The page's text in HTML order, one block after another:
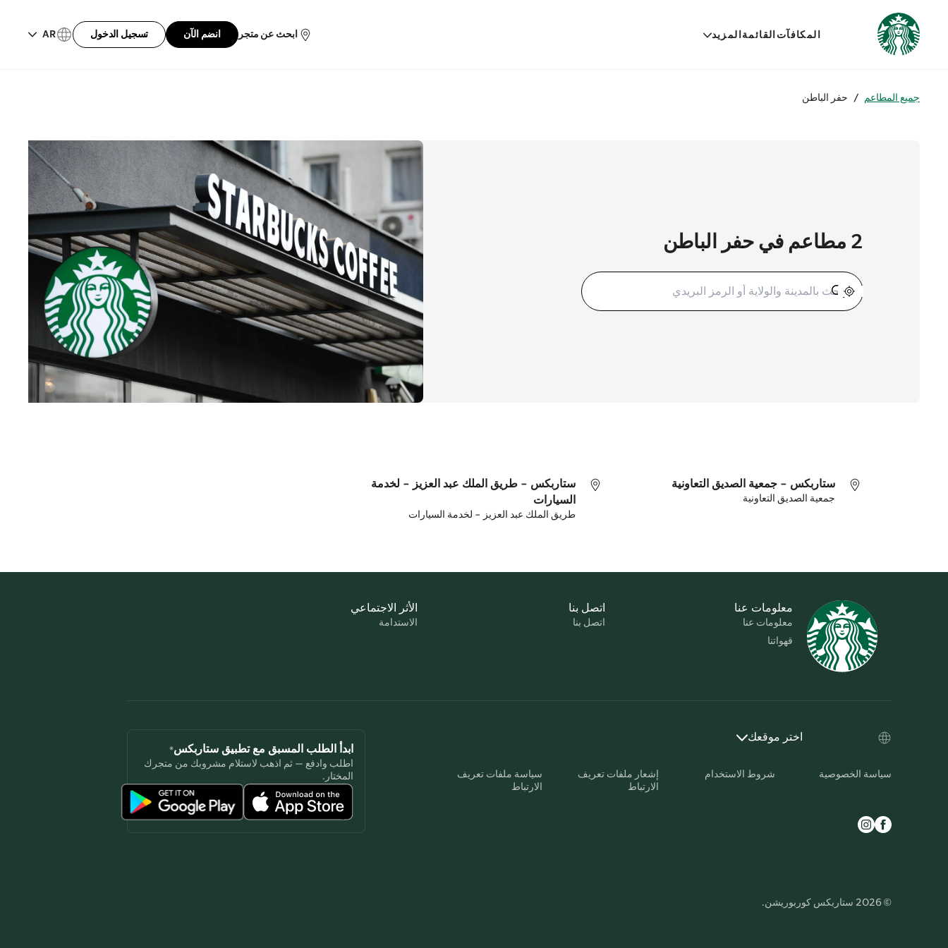
المكافآت القائمة المزيد ابحث عن متجر انضم الآن تسجيل الدخول AR
جميع المطاعم / حفر الباطن
2 مطاعم في حفر الباطن
ستاربكس - جمعية الصديق التعاونية
جمعية الصديق التعاونية
ستاربكس - طريق الملك عبد العزيز - لخدمة
السيارات
طريق الملك عبد العزيز - لخدمة السيارات
معلومات عنا
معلومات عنا
قهواتنا
اتصل بنا
اتصل بنا
الأثر الاجتماعي
الاستدامة
اختر موقعك
سياسة الخصوصية شروط الاستخدام
إشعار ملفات تعريف
الارتباط
سياسة ملفات تعريف
الارتباط
ابدأ الطلب المسبق مع تطبيق ستاربكس®
اطلب وادفع — ثم اذهب لاستلام مشروبك من متجرك
المختار.
© 2026 ستاربكس كوربوريشن.